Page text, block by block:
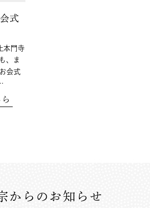
式
本門寺
、ま
会式
からのお知らせ